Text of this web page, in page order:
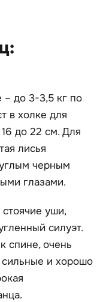
до 3-3,5 кг по
в холке для
до 22 см. Для
лисья
черным
глазами.
уши,
силуэт.
спине, очень
и хорошо